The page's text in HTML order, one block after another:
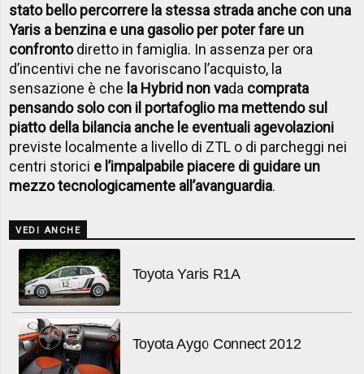
stato bello percorrere la stessa strada anche con una
Yaris a benzina e una gasolio per poter fare un
confrontodiretto in famiglia. In assenza per ora
d’incentivi che ne favoriscano l’acquisto, la
sensazione è che la Hybrid non vada comprata
pensando solo con il portafoglio ma mettendo sul
piatto della bilancia anche le eventuali agevolazioni
previste localmente a livello di ZTL o di parcheggi nei
centri storici e l’impalpabile piacere di guidare un
mezzo tecnologicamente all’avanguardia.
VEDI ANCHE
Toyota Yaris R1A
Toyota Aygo Connect 2012